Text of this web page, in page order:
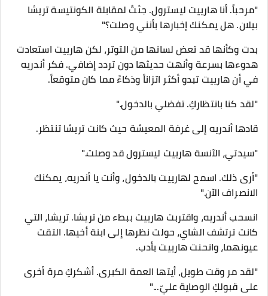
"مرحباً. أنا هارييت ليسترول. جئتُ لمقابلة الكونتيسة تريشا
بيلان. هل يمكنك إخبارها بأنني وصلت؟"
​بدت وكأنها قد تعض لسانها من التوتر، لكن هارييت استعادت
هدوءها بسرعة وأنهت حديثها دون تردد إضافي. فكر أندريه
في أن هارييت تبدو أكثر اتزاناً وذكاءً مما كان متوقعاً.
"لقد كنا بانتظاركِ. تفضلي بالدخول."
​قادها أندريه إلى غرفة المعيشة حيث كانت تريشا تنتظر.
"سيدتي، الآنسة هارييت ليسترول قد وصلت."
"أرى ذلك. اسمح لهارييت بالدخول، وأنت يا أندريه، يمكنك
الانصراف الآن."
​انسحب أندريه، واقتربت هارييت ببطء من تريشا. تريشا، التي
كانت ترتشف الشاي، حولت نظرها إلى ابنة أخيها. التقت
عيونهما، وانحنت هارييت بأدب.
"لقد مر وقت طويل، أيتها العمة الكبرى. أشكركِ مرة أخرى
على قبولكِ الوصاية عليّ..."